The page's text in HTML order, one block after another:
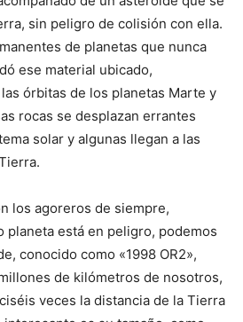
sin peligro de colisión con ella.
de planetas que nunca
ese material ubicado,
órbitas de los planetas Marte y
rocas se desplazan errantes
solar y algunas llegan a las
los agoreros de siempre,
planeta está en peligro, podemos
conocido como «1998 OR2»,
de kilómetros de nosotros,
veces la distancia de la Tierra